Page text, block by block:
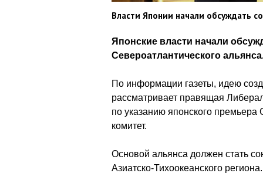
Власти Японии начали обсуждать
Японские власти начали
Североатлантического
По информации газеты, идею
рассматривает правящая
по указанию японского
комитет.
Основой альянса должен стать
Азиатско-Тихоокеанского региона.